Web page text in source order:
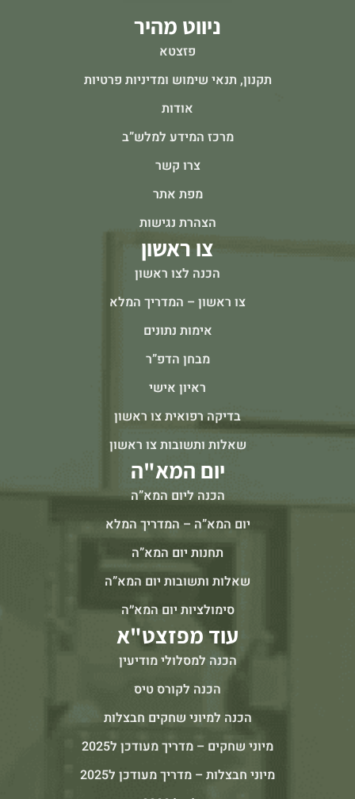
ניווט מהיר
פזצטא
תקנון, תנאי שימוש ומדיניות פרטיות
אודות
מרכז המידע למלש”ב
צרו קשר
מפת אתר
הצהרת נגישות
צו ראשון
הכנה לצו ראשון
צו ראשון – המדריך המלא
אימות נתונים
מבחן הדפ”ר
ראיון אישי
בדיקה רפואית צו ראשון
שאלות ותשובות צו ראשון
יום המא"ה
הכנה ליום המא”ה
יום המא”ה – המדריך המלא
תחנות יום המא”ה
שאלות ותשובות יום המא”ה
סימולציות יום המא״ה
עוד מפזצט"א
הכנה למסלולי מודיעין
הכנה לקורס טיס
הכנה למיוני שחקים חבצלות
מיוני שחקים – מדריך מעודכן ל2025
מיוני חבצלות – מדריך מעודכן ל2025